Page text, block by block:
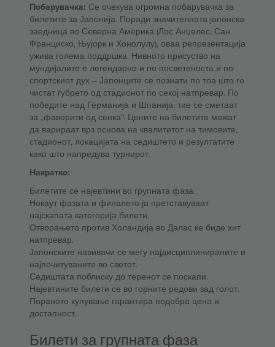
Побарувачка: Се очекува огромна побарувачка за
билетите за Јапонија. Поради значителната јапонска
заедница во Северна Америка (Лос Анџелес, Сан
Франциско, Њујорк и Хонолулу), оваа репрезентација
ужива голема поддршка. Нивното присуство на
мундијалите е легендарно и по посветеноста и по
спортскиот дух – Јапонците се познати по тоа што го
чистат ѓубрето од стадионот по секој натпревар. По
победите над Германија и Шпанија, тие се сметаат
за „фаворити од сенка“. Цените на билетите можат
да варираат врз основа на квалитетот на тимовите,
стадионот, локацијата на седиштето и резултатите
како што напредува турнирот.
Накратко:
Билетите се најевтини во групната фаза.
Нокаут фазата и финалето ја претставуваат
најскапата категорија билети.
Отворањето против Холандија во Далас ќе биде хит
натпревар.
Јапонските навивачи се меѓу најдисциплинираните и
најпочитуваните во светот.
Седиштата поблиску до теренот се поскапи.
Најевтините билети се во горните редови зад голот.
Пораното купување гарантира подобра цена и
достапност.
Билети за групната фаза